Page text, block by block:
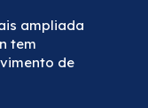
ampliada
tem
de